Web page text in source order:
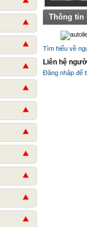
Thông tin
Tìm hiểu về
Liên hệ
Đăng nhập để